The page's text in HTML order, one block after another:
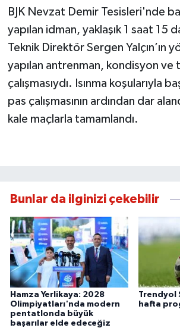
BJK Nevzat Demir Tesisleri'nde
yapılan idman, yaklaşık 1 saat 15
Teknik Direktör Sergen Yalçın’ın
yapılan antrenman, kondisyon ve
çalışmasıydı. Isınma koşularıyla
pas çalışmasının ardından dar
kale maçlarla tamamlandı.
Bunlar da ilginizi çekebilir
Hamza Yerlikaya: 2028
Olimpiyatları'nda modern
pentatlonda büyük
başarılar elde edeceğiz
Trendyol
hafta